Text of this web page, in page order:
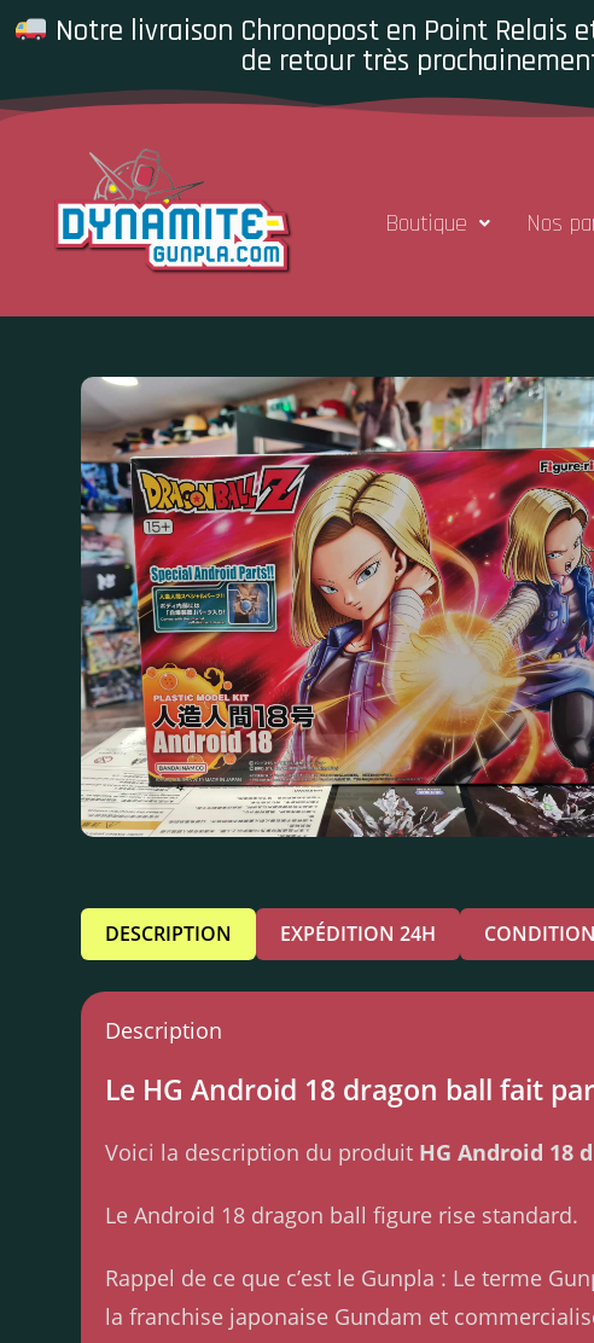
Notre livraison Chronopost en Point Relais
de retour très
Boutique Nos
DESCRIPTION EXPÉDITION 24H
Description
Le HG Android 18 dragon ball fait
Voici la description du produit HG Android 18
Le Android 18 dragon ball figure rise standard.
Rappel de ce que c’est le Gunpla : Le terme
la franchise japonaise Gundam et